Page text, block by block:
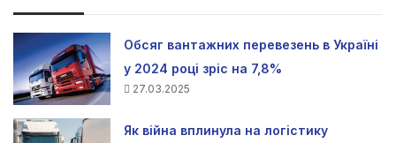
Обсяг вантажних перевезень в Україні
у 2024 році зріс на 7,8%
27.03.2025
Як війна вплинула на логістику